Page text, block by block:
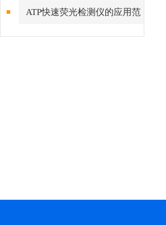
说明书
ATP快速荧光检测仪的应用范
围越来越广泛了